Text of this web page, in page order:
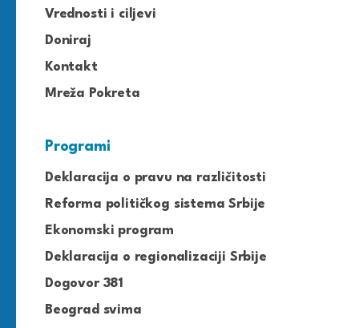
Vrednosti i ciljevi
Doniraj
Kontakt
Mreža Pokreta
Programi
Deklaracija o pravu na različitosti
Reforma političkog sistema Srbije
Ekonomski program
Deklaracija o regionalizaciji Srbije
Dogovor 381
Beograd svima